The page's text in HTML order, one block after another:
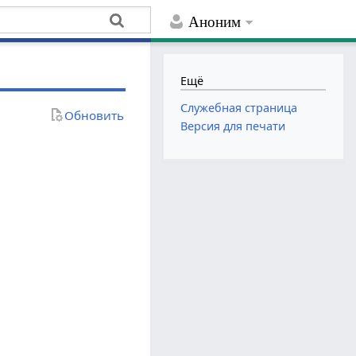
Аноним
Обновить
Ещё
Служебная страница
Версия для печати